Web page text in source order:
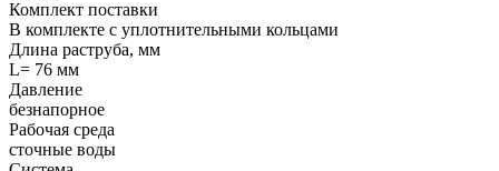
Комплект поставки
В комплекте с уплотнительными кольцами
Длина раструба, мм
L= 76 мм
Давление
безнапорное
Рабочая среда
сточные воды